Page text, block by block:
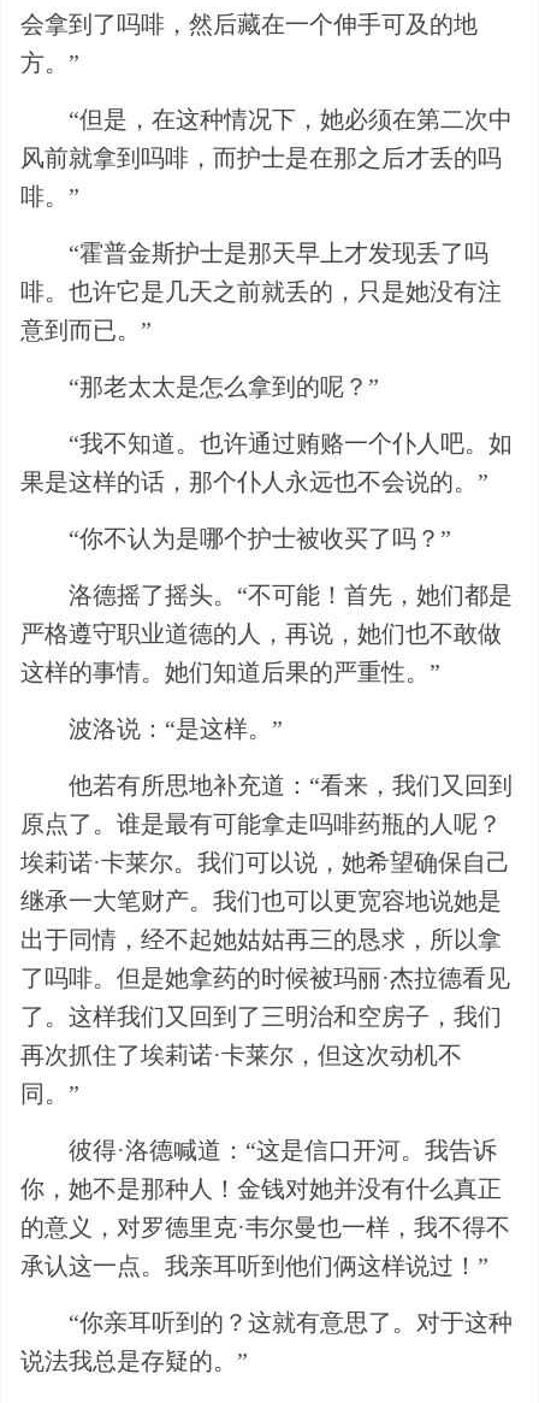
会拿到了吗啡，然后藏在一个伸手可及的地
方。”
“但是，在这种情况下，她必须在第二次中
风前就拿到吗啡，而护士是在那之后才丢的吗
啡。”
“霍普金斯护士是那天早上才发现丢了吗
啡。也许它是几天之前就丢的，只是她没有注
意到而已。”
“那老太太是怎么拿到的呢？”
“我不知道。也许通过贿赂一个仆人吧。如
果是这样的话，那个仆人永远也不会说的。”
“你不认为是哪个护士被收买了吗？”
洛德摇了摇头。“不可能！首先，她们都是
严格遵守职业道德的人，再说，她们也不敢做
这样的事情。她们知道后果的严重性。”
波洛说：“是这样。”
他若有所思地补充道：“看来，我们又回到
原点了。谁是最有可能拿走吗啡药瓶的人呢？
埃莉诺·卡莱尔。我们可以说，她希望确保自己
继承一大笔财产。我们也可以更宽容地说她是
出于同情，经不起她姑姑再三的恳求，所以拿
了吗啡。但是她拿药的时候被玛丽·杰拉德看见
了。这样我们又回到了三明治和空房子，我们
再次抓住了埃莉诺·卡莱尔，但这次动机不
同。”
彼得·洛德喊道：“这是信口开河。我告诉
你，她不是那种人！金钱对她并没有什么真正
的意义，对罗德里克·韦尔曼也一样，我不得不
承认这一点。我亲耳听到他们俩这样说过！”
“你亲耳听到的？这就有意思了。对于这种
说法我总是存疑的。”